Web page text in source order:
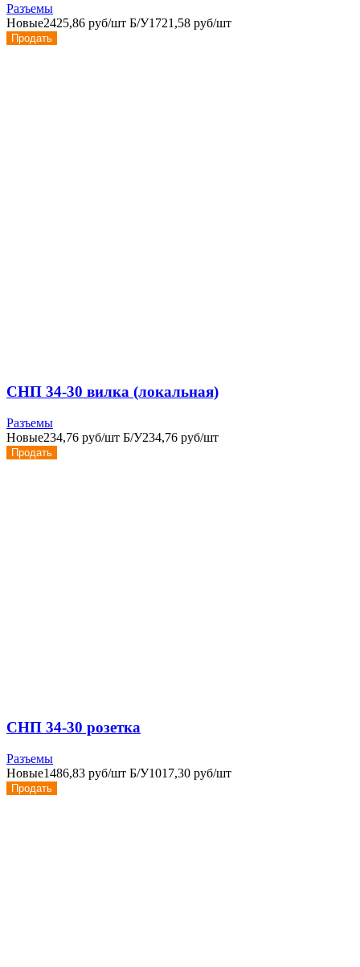
Разъемы
Новые2425,86 руб/шт Б/У1721,58 руб/шт
Продать
СНП 34-30 вилка (локальная)
Разъемы
Новые234,76 руб/шт Б/У234,76 руб/шт
Продать
СНП 34-30 розетка
Разъемы
Новые1486,83 руб/шт Б/У1017,30 руб/шт
Продать